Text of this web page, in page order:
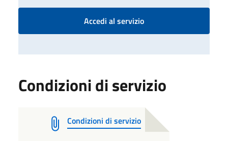
Accedi al servizio
Condizioni di servizio
Condizioni di servizio